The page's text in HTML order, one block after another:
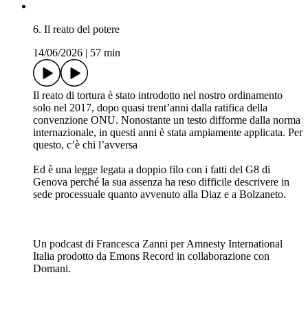
Lorusso Giuliani e Piero Bardash per il doppiaggio.
Gli audio di Radio Alice sono fruibili online gratuitamente.
I versi di T. S. Eliot sono tratti da Quattro Quartetti,
Traduzione di Raffaele La Capria, Enrico Damiani editore,
2013
6. Il reato del potere
14/06/2026